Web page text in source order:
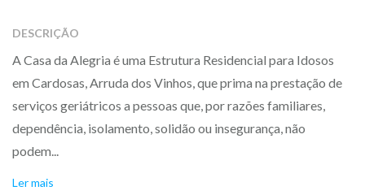
DESCRIÇÃO
A Casa da Alegria é uma Estrutura Residencial para Idosos
em Cardosas, Arruda dos Vinhos, que prima na prestação de
serviços geriátricos a pessoas que, por razões familiares,
dependência, isolamento, solidão ou insegurança, não
podem...
Ler mais